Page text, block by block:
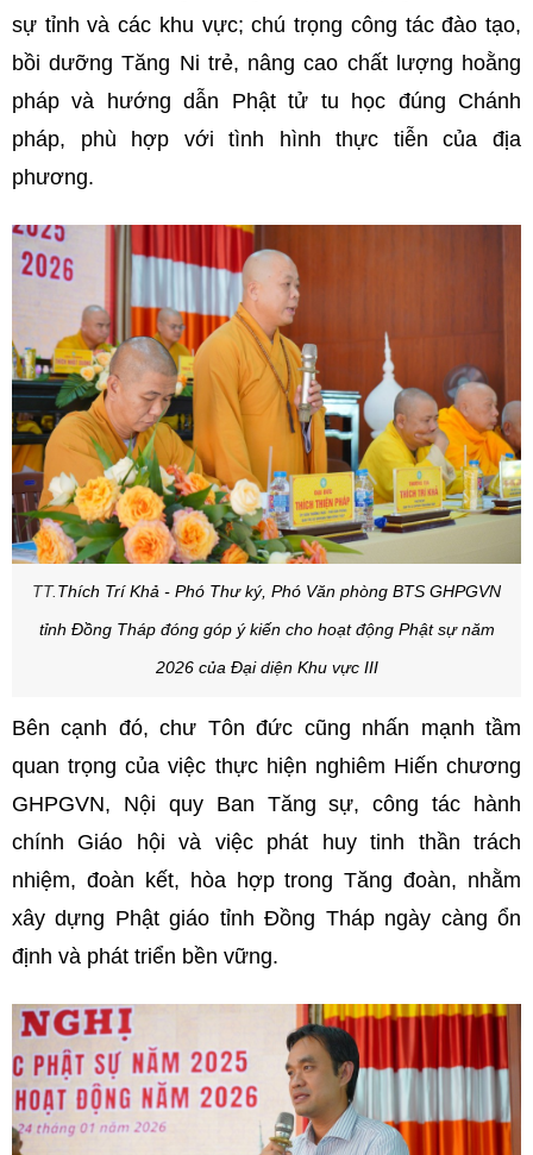
sự tỉnh và các khu vực; chú trọng công tác đào tạo,
bồi dưỡng Tăng Ni trẻ, nâng cao chất lượng hoằng
pháp và hướng dẫn Phật tử tu học đúng Chánh
pháp, phù hợp với tình hình thực tiễn của địa
phương.
TT. Thích Trí Khả - Phó Thư ký, Phó Văn phòng BTS GHPGVN
tỉnh Đồng Tháp đóng góp ý kiến cho hoạt động Phật sự năm
2026 của Đại diện Khu vực III
Bên cạnh đó, chư Tôn đức cũng nhấn mạnh tầm
quan trọng của việc thực hiện nghiêm Hiến chương
GHPGVN, Nội quy Ban Tăng sự, công tác hành
chính Giáo hội và việc phát huy tinh thần trách
nhiệm, đoàn kết, hòa hợp trong Tăng đoàn, nhằm
xây dựng Phật giáo tỉnh Đồng Tháp ngày càng ổn
định và phát triển bền vững.